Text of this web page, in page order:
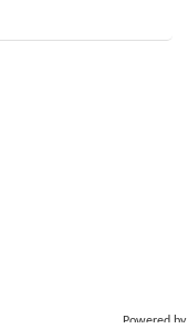
Powered by